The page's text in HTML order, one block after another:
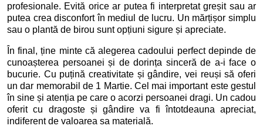
profesionale. Evită orice ar putea fi interpretat greșit sau ar
putea crea disconfort în mediul de lucru. Un mărțișor simplu
sau o plantă de birou sunt opțiuni sigure și apreciate.
În final, ține minte că alegerea cadoului perfect depinde de
cunoașterea persoanei și de dorința sinceră de a-i face o
bucurie. Cu puțină creativitate și gândire, vei reuși să oferi
un dar memorabil de 1 Martie. Cel mai important este gestul
în sine și atenția pe care o acorzi persoanei dragi. Un cadou
oferit cu dragoste și gândire va fi întotdeauna apreciat,
indiferent de valoarea sa materială.